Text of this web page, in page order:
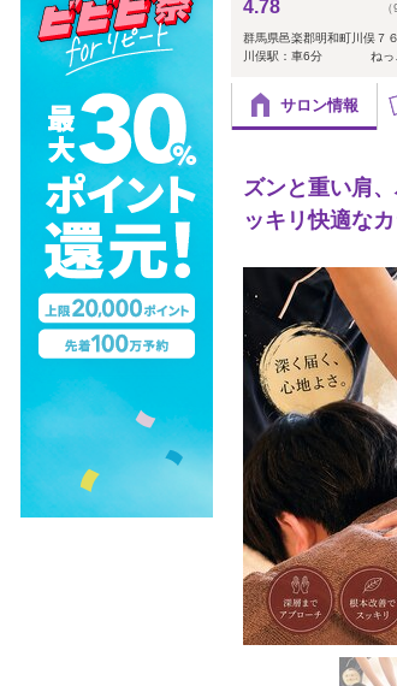
4.78
群馬県邑楽郡明和町川俣７
川俣駅：車6分 ねっこり
サロン情報
ズンと重い肩
ッキリ快適な